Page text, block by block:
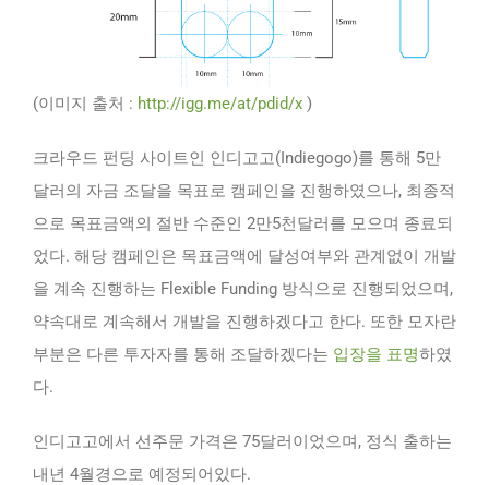
(이미지 출처 : http://igg.me/at/pdid/x )
크라우드 펀딩 사이트인 인디고고(Indiegogo)를 통해 5만
달러의 자금 조달을 목표로 캠페인을 진행하였으나, 최종적
으로 목표금액의 절반 수준인 2만5천달러를 모으며 종료되
었다. 해당 캠페인은 목표금액에 달성여부와 관계없이 개발
을 계속 진행하는 Flexible Funding 방식으로 진행되었으며,
약속대로 계속해서 개발을 진행하겠다고 한다. 또한 모자란
부분은 다른 투자자를 통해 조달하겠다는 입장을 표명하였
다.
인디고고에서 선주문 가격은 75달러이었으며, 정식 출하는
내년 4월경으로 예정되어있다.